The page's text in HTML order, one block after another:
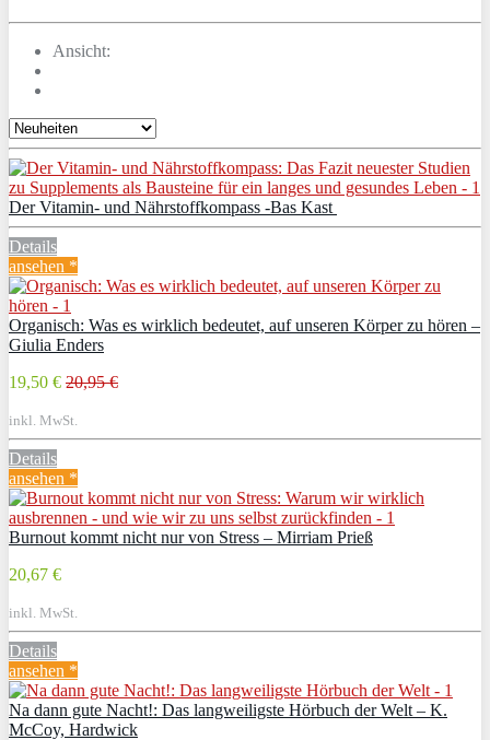
Ansicht:
Der Vitamin- und Nährstoffkompass -Bas Kast
Details
ansehen *
Organisch: Was es wirklich bedeutet, auf unseren Körper zu hören –
Giulia Enders
19,50 € 20,95 €
inkl. MwSt.
Details
ansehen *
Burnout kommt nicht nur von Stress – Mirriam Prieß
20,67 €
inkl. MwSt.
Details
ansehen *
Na dann gute Nacht!: Das langweiligste Hörbuch der Welt – K.
McCoy, Hardwick